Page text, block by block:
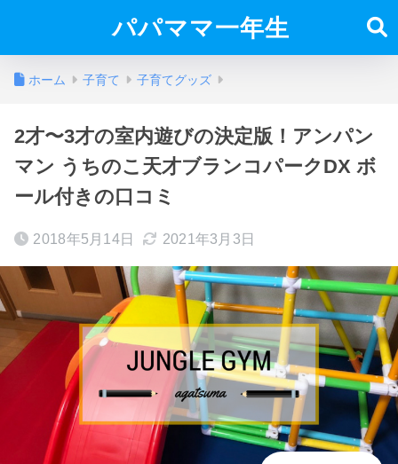
パパママ一年生
ホーム 子育て 子育てグッズ
2才〜3才の室内遊びの決定版！アンパン
マン うちのこ天才ブランコパークDX ボ
ール付きの口コミ
2018年5月14日 2021年3月3日